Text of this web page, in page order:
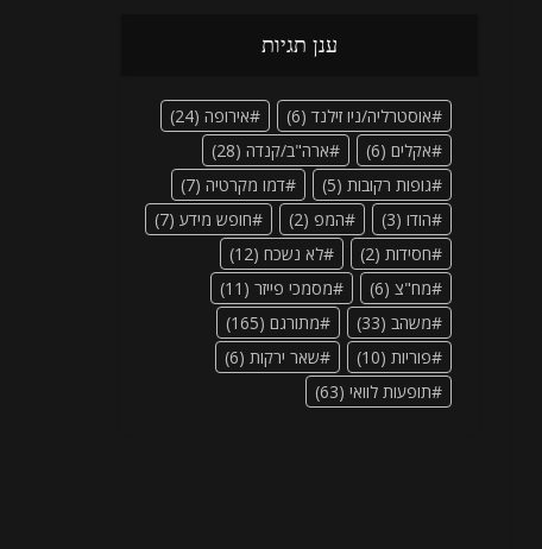
ענן תגיות
אוסטרליה/ניו זילנד (6) אירופה (24)
אקלים (6) ארה"ב/קנדה (28)
גופות רקובות (5) דמו מקרטיה (7)
הודו (3) המפ (2) חופש מידע (7)
חסידות (2) לא נשכח (12)
מח"צ (6) מסמכי פייזר (11)
משהב (33) מתורגם (165)
פוריות (10) שאר ירקות (6)
תופעות לוואי (63)